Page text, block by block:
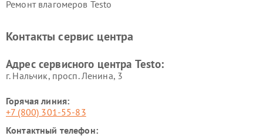
Ремонт влагомеров Testo
Контакты сервис центра
Адрес сервисного центра Testo:
г. Нальчик, просп. Ленина, 3
Горячая линия:
+7 (800) 301-55-83
Контактный телефон: